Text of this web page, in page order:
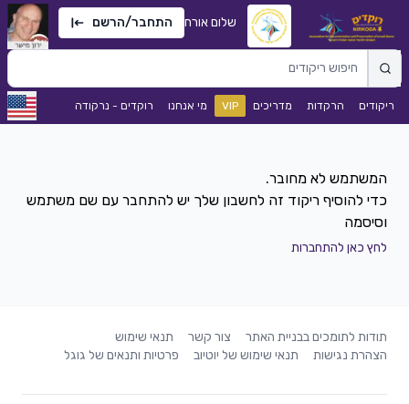
שלום אורח התחבר/הרשם
ריקודים הרקדות מדריכים VIP מי אנחנו רוקדים - נרקודה
כדי להוסיף ריקוד זה לחשבון שלך יש להתחבר עם שם משתמש
וסיסמה
לחץ כאן להתחברות
תודות לתומכים בבניית האתר צור קשר
תנאי שימוש
הצהרת נגישות
תנאי שימוש של יוטיוב פרטיות ותנאים של גוגל